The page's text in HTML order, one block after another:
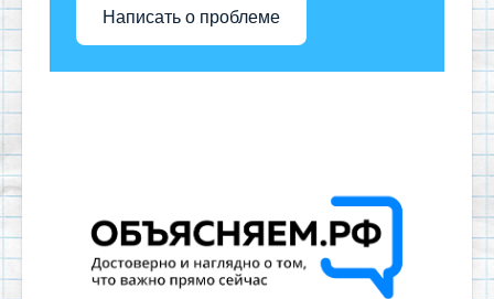
Написать о проблеме